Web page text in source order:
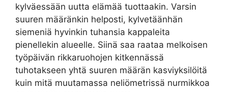
kylväessään uutta elämää tuottaakin. Varsin
suuren määränkin helposti, kylvetäänhän
siemeniä hyvinkin tuhansia kappaleita
pienellekin alueelle. Siinä saa raataa melkoisen
työpäivän rikkaruohojen kitkennässä
tuhotakseen yhtä suuren määrän kasviyksilöitä
kuin mitä muutamassa neliömetrissä nurmikkoa